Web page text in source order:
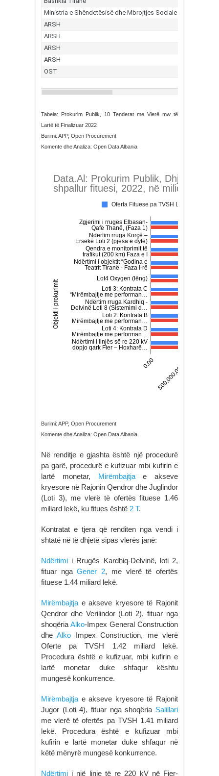
Tabela: Prokurim Publik, 10 Tenderat me Vlerë mw të
Lartë të Finalizuar 2022
Burimi: APP, Open Procurement
Komente dhe Analiza: Open Data Albania
Burimi: APP, Open Procurement
Komente dhe Analiza: Open Data Albania
Në renditje e gjashta është një procedurë
pa garë, procedurë e kufizuar mbi kufirin e
lartë monetar, Mirëmbajtjae akseve
kryesore në Rajonin Qendror dhe Juglindor
(Loti 3), me vlerë të ofertës fituese 1.46
miliard lekë, ku fitues është 2 T.
Kontratat e tjera që renditen nga vendi i
shtatë në të dhjetë sipas vlerës janë:
Ndërtimi i Rrugës Kardhiq-Delvinë, loti 2,
fituar ngaGener 2, me vlerë të ofertës
fituese 1.44 miliard lekë.
Mirëmbajtja e akseve kryesore të Rajonit
Qendror dhe Verilindor (Loti 2), fituar nga
shoqëria Alko-Impex General Construction
dheAlko Impex Construction, me vlerë
Oferte pa TVSH 1.42 miliard lekë.
Procedura është e kufizuar, mbi kufirin e
lartë monetar duke shfaqur kështu
mungesë konkurrence.
Mirëmbajtja e akseve kryesore të Rajonit
Jugor (Loti 4), fituar nga shoqëria Salillari
me vlerë të ofertës pa TVSH 1.41 miliard
lekë. Procedura është e kufizuar mbi
kufirin e lartë monetar duke shfaqur në
këtë mënyrë mungesë konkurrence.
Ndërtimi i një linje të re 220 kV në Fier-